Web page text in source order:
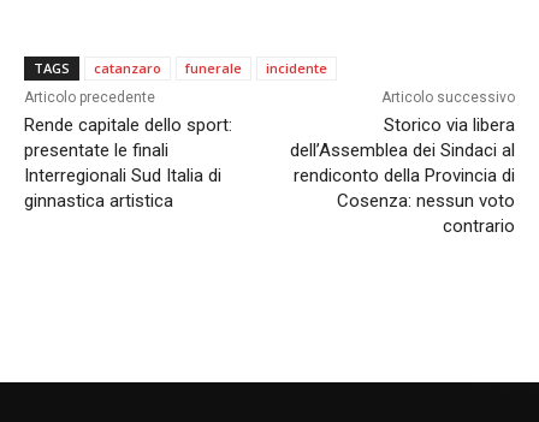
TAGS catanzaro funerale incidente
Articolo precedente
Rende capitale dello sport:
presentate le finali
Interregionali Sud Italia di
ginnastica artistica
Articolo successivo
Storico via libera
dell’Assemblea dei Sindaci al
rendiconto della Provincia di
Cosenza: nessun voto
contrario